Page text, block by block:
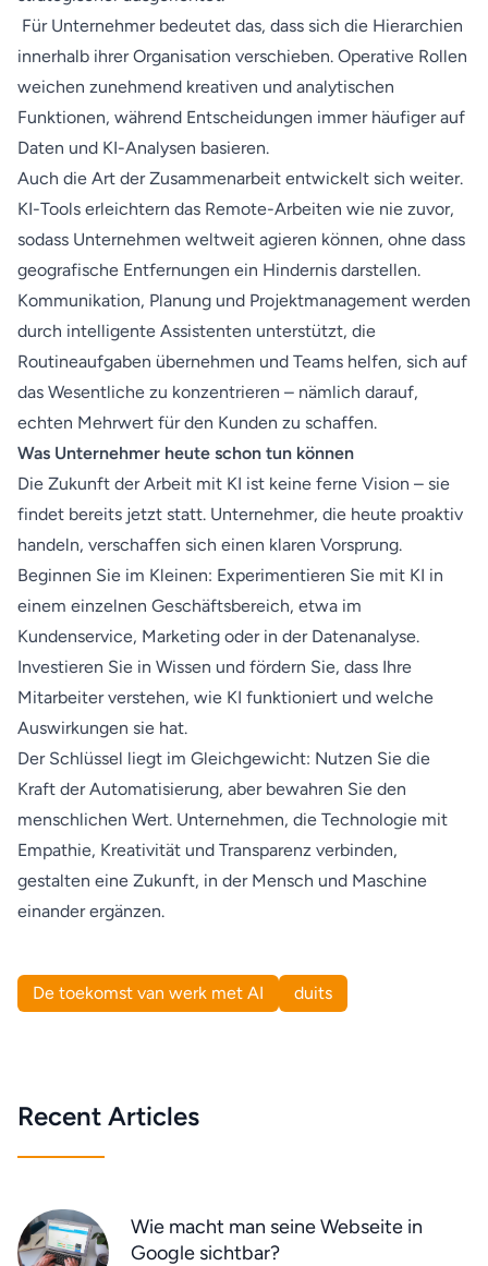
Für Unternehmer bedeutet das, dass sich die Hierarchien
innerhalb ihrer Organisation verschieben. Operative Rollen
weichen zunehmend kreativen und analytischen
Funktionen, während Entscheidungen immer häufiger auf
Daten und KI-Analysen basieren.
Auch die Art der Zusammenarbeit entwickelt sich weiter.
KI-Tools erleichtern das Remote-Arbeiten wie nie zuvor,
sodass Unternehmen weltweit agieren können, ohne dass
geografische Entfernungen ein Hindernis darstellen.
Kommunikation, Planung und Projektmanagement werden
durch intelligente Assistenten unterstützt, die
Routineaufgaben übernehmen und Teams helfen, sich auf
das Wesentliche zu konzentrieren – nämlich darauf,
echten Mehrwert für den Kunden zu schaffen.
Was Unternehmer heute schon tun können
Die Zukunft der Arbeit mit KI ist keine ferne Vision – sie
findet bereits jetzt statt. Unternehmer, die heute proaktiv
handeln, verschaffen sich einen klaren Vorsprung.
Beginnen Sie im Kleinen: Experimentieren Sie mit KI in
einem einzelnen Geschäftsbereich, etwa im
Kundenservice, Marketing oder in der Datenanalyse.
Investieren Sie in Wissen und fördern Sie, dass Ihre
Mitarbeiter verstehen, wie KI funktioniert und welche
Auswirkungen sie hat.
Der Schlüssel liegt im Gleichgewicht: Nutzen Sie die
Kraft der Automatisierung, aber bewahren Sie den
menschlichen Wert. Unternehmen, die Technologie mit
Empathie, Kreativität und Transparenz verbinden,
gestalten eine Zukunft, in der Mensch und Maschine
einander ergänzen.
De toekomst van werk met AI duits
Recent Articles
Wie macht man seine Webseite in
Google sichtbar?